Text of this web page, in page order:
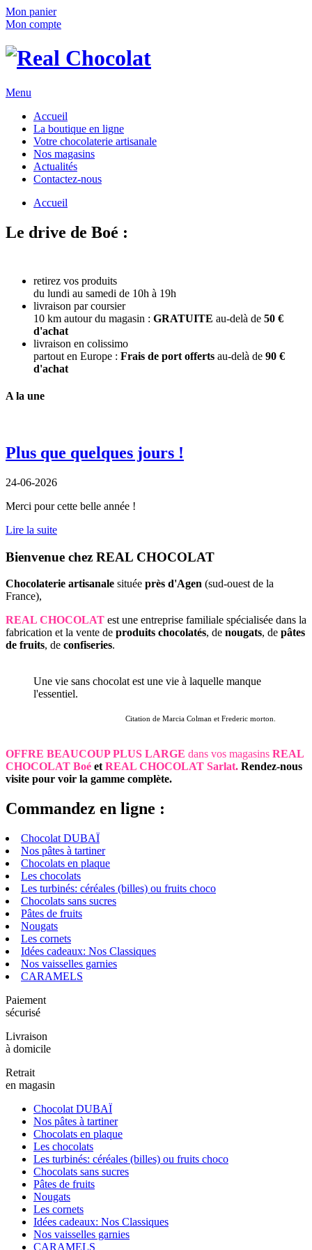
Mon panier
Mon compte
Menu
Accueil
La boutique en ligne
Votre chocolaterie artisanale
Nos magasins
Actualités
Contactez-nous
Accueil
Le drive de Boé :
retirez vos produits
du lundi au samedi de 10h à 19h
livraison par coursier
10 km autour du magasin : GRATUITE au-delà de 50 €
d'achat
livraison en colissimo
partout en Europe : Frais de port offerts au-delà de 90 €
d'achat
A la une
Plus que quelques jours !
24-06-2026
Merci pour cette belle année !
Lire la suite
Bienvenue chez REAL CHOCOLAT
Chocolaterie artisanale située près d'Agen (sud-ouest de la
France),
REAL CHOCOLAT est une entreprise familiale spécialisée dans la
fabrication et la vente de produits chocolatés, de nougats, de pâtes
de fruits, de confiseries.
Une vie sans chocolat est une vie à laquelle manque
l'essentiel.
Citation de Marcia Colman et Frederic morton.
OFFRE BEAUCOUP PLUS LARGE dans vos magasins REAL
CHOCOLAT Boé et REAL CHOCOLAT Sarlat. Rendez-nous
visite pour voir la gamme complète.
Commandez en ligne :
Chocolat DUBAÏ
Nos pâtes à tartiner
Chocolats en plaque
Les chocolats
Les turbinés: céréales (billes) ou fruits choco
Chocolats sans sucres
Pâtes de fruits
Nougats
Les cornets
Idées cadeaux: Nos Classiques
Nos vaisselles garnies
CARAMELS
Paiement
sécurisé
Livraison
à domicile
Retrait
en magasin
Chocolat DUBAÏ
Nos pâtes à tartiner
Chocolats en plaque
Les chocolats
Les turbinés: céréales (billes) ou fruits choco
Chocolats sans sucres
Pâtes de fruits
Nougats
Les cornets
Idées cadeaux: Nos Classiques
Nos vaisselles garnies
CARAMELS